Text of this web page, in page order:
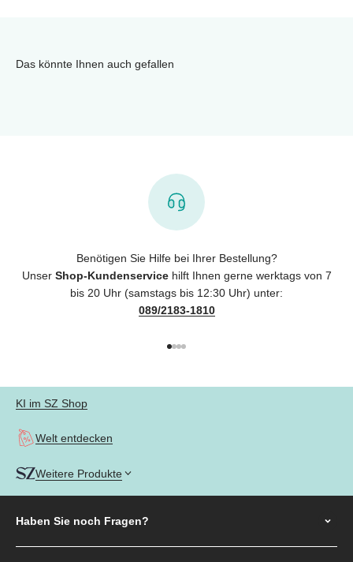
Das könnte Ihnen auch gefallen
Benötigen Sie Hilfe bei Ihrer Bestellung?
Unser Shop-Kundenservicehilft Ihnen gerne werktags von 7
bis 20 Uhr (samstags bis 12:30 Uhr) unter:
089/2183-1810
KI im SZ Shop
Welt entdecken
Weitere Produkte
Haben Sie noch Fragen?